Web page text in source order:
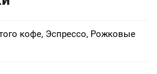
кофе, Эспрессо, Рожковые